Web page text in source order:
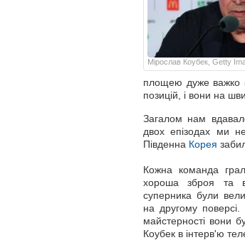
Мірослав Коубек, Getty
площею дуже важко
позицій, і вони на
Загалом нам
двох епізодах ми
Південна Корея
Кожна команда
хороша зброя та
суперника були
на другому
майстерності вони
Коубек в інтерв'ю